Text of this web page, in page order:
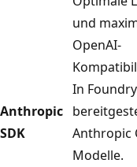
und
OpenAI-
Anthropic
SDK
In Foundry
Anthropic
Modelle.